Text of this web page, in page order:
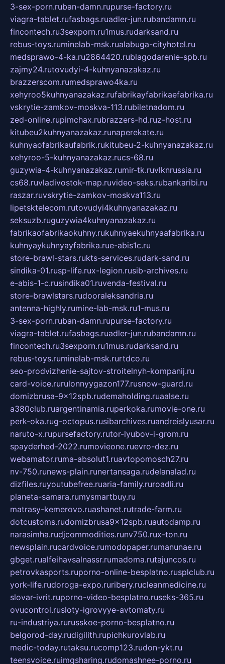
3-sex-porn.ruban-damn.rupurse-factory.ru
viagra-tablet.rufasbags.ruadler-jun.rubandamn.ru
fincontech.ru3sexporn.ru1mus.rudarksand.ru
rebus-toys.ruminelab-msk.rualabuga-cityhotel.ru
medsprawo-4-ka.ru2864420.rublagodarenie-spb.ru
zajmy24.rutovudyi-4-kuhnyanazakaz.ru
brazzerscom.rumedsprawo4ka.ru
xehyroo5kuhnyanazakaz.rufabrikayfabrikaefabrika.ru
vskrytie-zamkov-moskva-113.rubiletnadom.ru
zed-online.rupimchax.rubrazzers-hd.ruz-host.ru
kitubeu2kuhnyanazakaz.runaperekate.ru
kuhnyaofabrikaufabrik.rukitubeu-2-kuhnyanazakaz.ru
xehyroo-5-kuhnyanazakaz.rucs-68.ru
guzywia-4-kuhnyanazakaz.rumir-tk.ruvlknrussia.ru
cs68.ruvladivostok-map.ruvideo-seks.rubankaribi.ru
raszar.ruvskrytie-zamkov-moskva113.ru
lipetsktelecom.rutovudyi4kuhnyanazakaz.ru
seksuzb.ruguzywia4kuhnyanazakaz.ru
fabrikaofabrikaokuhny.rukuhnyaekuhnyaafabrika.ru
kuhnyaykuhnyayfabrika.rue-abis1c.ru
store-brawl-stars.rukts-services.rudark-sand.ru
sindika-01.rusp-life.rux-legion.rusib-archives.ru
e-abis-1-c.rusindika01.ruvenda-festival.ru
store-brawlstars.rudooraleksandria.ru
antenna-highly.rumine-lab-msk.ru1-mus.ru
3-sex-porn.ruban-damn.rupurse-factory.ru
viagra-tablet.rufasbags.ruadler-jun.rubandamn.ru
fincontech.ru3sexporn.ru1mus.rudarksand.ru
rebus-toys.ruminelab-msk.rurtdco.ru
seo-prodvizhenie-sajtov-stroitelnyh-kompanij.ru
card-voice.rurulonnyygazon177.rusnow-guard.ru
domizbrusa-9x12spb.rudemaholding.ruaalse.ru
a380club.ruargentinamia.ruperkoka.rumovie-one.ru
perk-oka.rug-octopus.rusibarchives.ruandreislyusar.ru
naruto-x.rupursefactory.rutor-lyubov-i-grom.ru
spayderhed-2022.rumovieone.ruevro-dez.ru
webamator.ruma-absolut1.ruavtopomosch27.ru
nv-750.runews-plain.runertansaga.rudelanalad.ru
dizfiles.ruyoutubefree.ruaria-family.ruroadli.ru
planeta-samara.rumysmartbuy.ru
matrasy-kemerovo.ruashanet.rutrade-farm.ru
dotcustoms.rudomizbrusa9x12spb.ruautodamp.ru
narasimha.rudjcommodities.runv750.rux-ton.ru
newsplain.rucardvoice.rumodopaper.rumanunae.ru
gbget.rualfeihavsalnassr.rumadoma.rutajuncos.ru
petrovkasports.ruporno-online-besplatno.rusplclub.ru
york-life.rudoroga-expo.ruribery.rucleanmedicine.ru
slovar-ivrit.ruporno-video-besplatno.ruseks-365.ru
ovucontrol.rusloty-igrovyye-avtomaty.ru
ru-industriya.rurusskoe-porno-besplatno.ru
belgorod-day.rudigilith.rupichkurovlab.ru
medic-today.rutaksu.rucomp123.rudon-ykt.ru
teensvoice.ruimgsharing.rudomashnee-porno.ru